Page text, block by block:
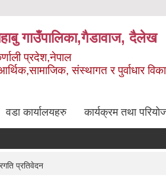
गाउँपालिका,गैडावाज, दैलेख
प्रदेश,नेपाल
संस्थागत र पुर्वाधार
वडा कार्यालयहरु कार्यक्रम तथा
प्रतिवेदन